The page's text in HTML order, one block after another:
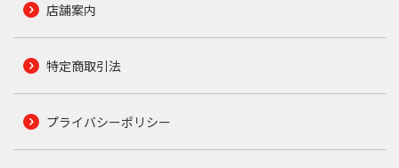
店舗案内
特定商取引法
プライバシーポリシー